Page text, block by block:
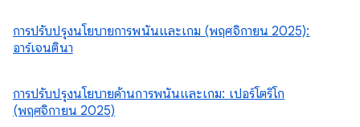
การปรับปรุงนโยบายการพนันและเกม (พฤศจิกายน 2025):
อาร์เจนตินา
การปรับปรุงนโยบายด้านการพนันและเกม: เปอร์โตริโก
(พฤศจิกายน 2025)